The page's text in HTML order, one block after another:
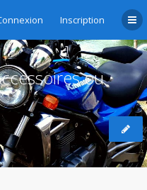
Inscription
ou